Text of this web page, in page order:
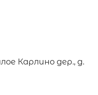
Карлино дер., д.